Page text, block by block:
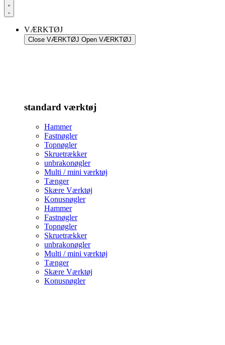
VÆRKTØJ
Close VÆRKTØJ Open VÆRKTØJ
standard værktøj
Hammer
Fastnøgler
Topnøgler
Skruetrækker
unbrakonøgler
Multi / mini værktøj
Tænger
Skære Værktøj
Konusnøgler
Hammer
Fastnøgler
Topnøgler
Skruetrækker
unbrakonøgler
Multi / mini værktøj
Tænger
Skære Værktøj
Konusnøgler